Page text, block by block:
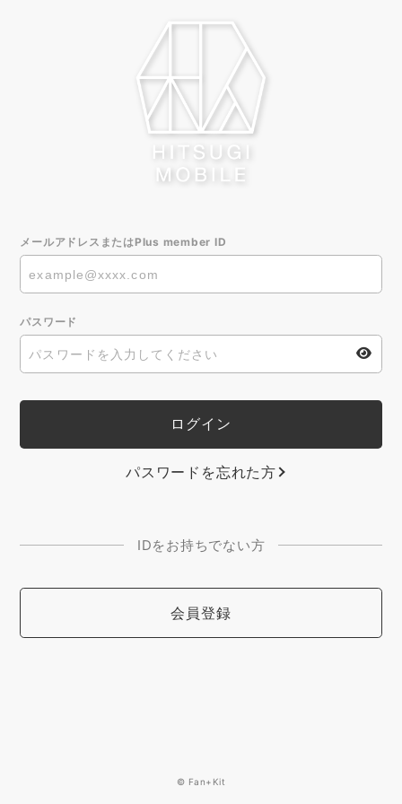
メールアドレスまたはPlus member ID
パスワード
パスワードを忘れた方
IDをお持ちでない方
会員登録
© Fan+Kit